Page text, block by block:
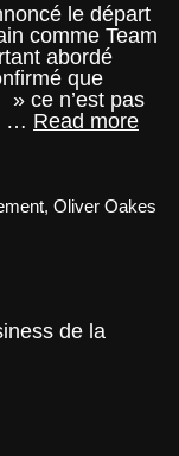
le départ
comme Team
abordé
que
» ce n’est pas
… Read more
F1
,Oliver Oakes
de la